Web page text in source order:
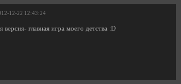
12-22 12:43:24
версия- главная игра моего детства :D